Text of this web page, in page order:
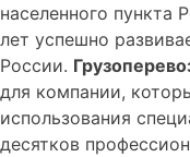
населенного пункта
лет успешно
России.
для компании,
использования
десятков